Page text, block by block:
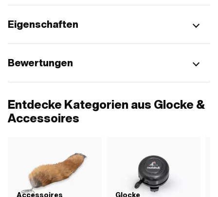
Eigenschaften
Bewertungen
Entdecke Kategorien aus Glocke &
Accessoires
Accessoires Glocke